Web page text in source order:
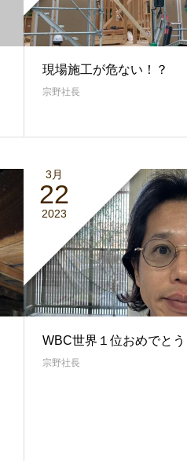
現場施工が危ない！？
宗野社長
3月
22
2023
WBC世界１位おめでとう
宗野社長